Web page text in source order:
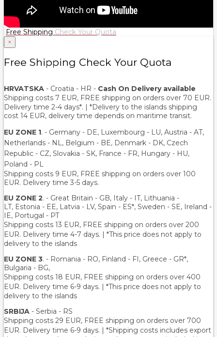
Free Shipping Check Your Quota
×
Free Shipping Check Your Quota
HRVATSKA - Croatia - HR - Cash On Delivery available
Shipping costs 7 EUR, FREE shipping on orders over 70 EUR.
Delivery time 2-4 days*. | *Delivery to the islands shipping
cost 14 EUR, delivery time depends on maritime transit.
EU ZONE 1. - Germany - DE, Luxembourg - LU, Austria - AT,
Netherlands - NL, Belgium - BE, Denmark - DK, Czech
Republic - CZ, Slovakia - SK, France - FR, Hungary - HU,
Poland - PL
Shipping costs 9 EUR, FREE shipping on orders over 100
EUR. Delivery time 3-5 days.
EU ZONE 2. - Great Britain - GB, Italy - IT, Lithuania -
LT, Estonia - EE, Latvia - LV, Spain - ES*, Sweden - SE, Ireland -
IE, Portugal - PT
Shipping costs 13 EUR, FREE shipping on orders over 200
EUR. Delivery time 4-7 days. | *This price does not apply to
delivery to the islands
EU ZONE 3. - Romania - RO, Finland - FI, Greece - GR*,
Bulgaria - BG,
Shipping costs 18 EUR, FREE shipping on orders over 400
EUR. Delivery time 6-9 days. | *This price does not apply to
delivery to the islands
SRBIJA - Serbia - RS
Shipping costs 29 EUR, FREE shipping on orders over 700
EUR. Delivery time 6-9 days. | *Shipping costs includes export